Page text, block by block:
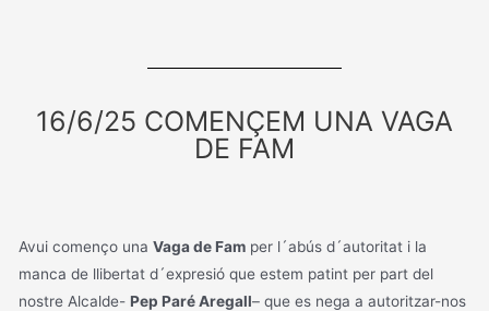
16/6/25 COMENÇEM UNA VAGA
DE FAM
Avui començo unaVaga de Fam per l´abús d´autoritat i la
manca de llibertat d´expresió que estem patint per part del
nostre Alcalde-Pep Paré Aregall– que es nega a autoritzar-nos